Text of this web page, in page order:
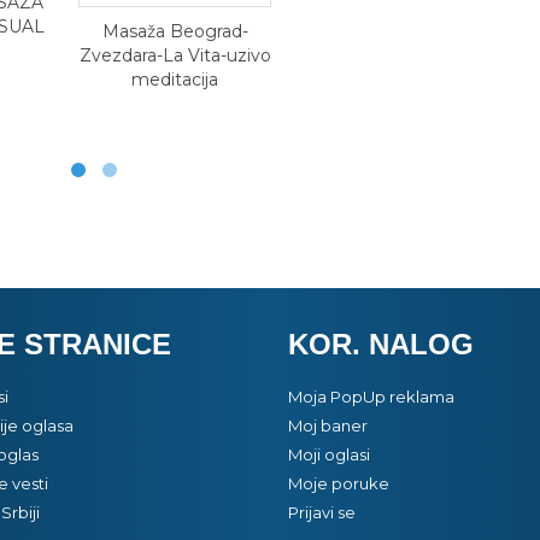
Masaža Beograd-
Zvezdara-La Vita-uzivo
meditacija
STRANICE
oglasa
vesti
KOR. NALOG
Moja PopUp reklama
Moj baner
Moji oglasi
Moje poruke
Prijavi se